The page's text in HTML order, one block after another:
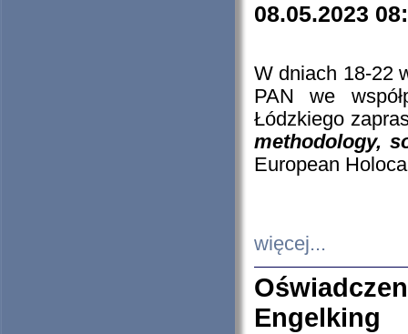
08.05.2023
W dniach 18-22
PAN we
Łódzkiego
methodology,
European
więcej...
Engelking